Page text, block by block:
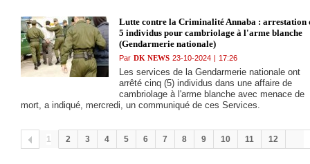
Lutte contre la Criminalité Annaba : arrestation
5 individus pour cambriolage à l'arme blanche
(Gendarmerie nationale)
Par DK NEWS 23-10-2024 | 17:26
Les services de la Gendarmerie nationale ont
arrêté cinq (5) individus dans une affaire de
cambriolage à l'arme blanche avec menace de
mort, a indiqué, mercredi, un communiqué de ces Services.
1 2 3 4 5 6 7 8 9 10 11 12